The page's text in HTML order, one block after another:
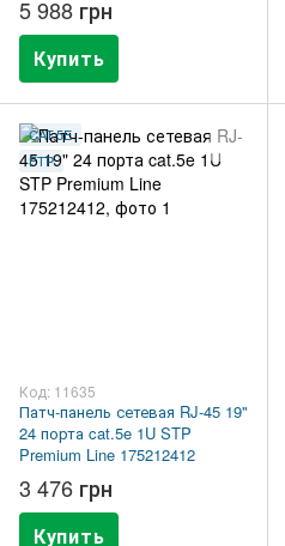
5 988 грн
Купить
CAT.5E
FTP
Код: 11635
Патч-панель сетевая RJ-45 19"
24 порта cat.5e 1U STP
Premium Line 175212412
3 476 грн
Купить